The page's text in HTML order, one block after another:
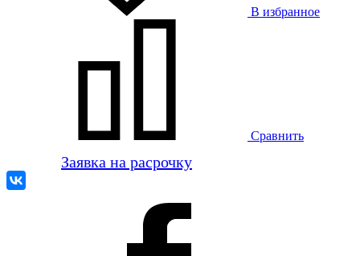
В избранное
Сравнить
Заявка на расрочку